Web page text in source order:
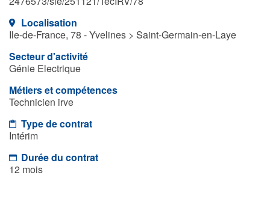
Localisation
Ile-de-France, 78 - Yvelines > Saint-Germain-en-Laye
Secteur d'activité
Génie Electrique
Métiers et compétences
Technicien irve
Type de contrat
Intérim
Durée du contrat
12 mois